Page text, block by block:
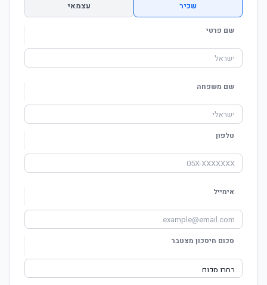
שכיר עצמאי
שם פרטי
שם משפחה
טלפון
אימייל
סכום חיסכון מצטבר